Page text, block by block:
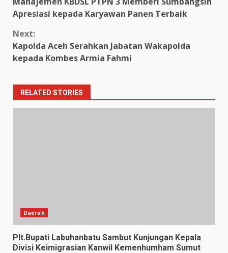
Reading
Apresiasi kepada Karyawan Panen Terbaik
Next:
Kapolda Aceh Serahkan Jabatan Wakapolda
kepada Kombes Armia Fahmi
RELATED STORIES
Daerah
Plt.Bupati Labuhanbatu Sambut Kunjungan Kepala
Divisi Keimigrasian Kanwil Kemenhumham Sumut